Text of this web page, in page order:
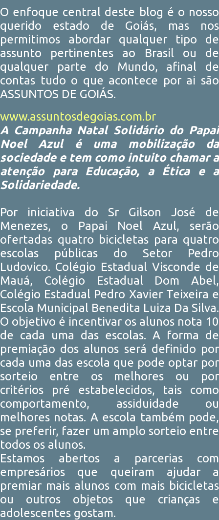
O enfoque central deste blog é o nosso
querido estado de Goiás, mas nos
permitimos abordar qualquer tipo de
assunto pertinentes ao Brasil ou de
qualquer parte do Mundo, afinal de
contas tudo o que acontece por ai são
ASSUNTOS DE GOIÁS.
www.assuntosdegoias.com.br
A Campanha Natal Solidário do Papai
Noel Azul é uma mobilização da
sociedade e tem como intuito chamar a
atenção para Educação, a Ética e a
Solidariedade.
Por iniciativa do Sr Gilson José de
Menezes, o Papai Noel Azul, serão
ofertadas quatro bicicletas para quatro
escolas públicas do Setor Pedro
Ludovico. Colégio Estadual Visconde de
Mauá, Colégio Estadual Dom Abel,
Colégio Estadual Pedro Xavier Teixeira e
Escola Municipal Benedita Luiza Da Silva.
O objetivo é incentivar os alunos nota 10
de cada uma das escolas. A forma de
premiação dos alunos será definido por
cada uma das escola que pode optar por
sorteio entre os melhores ou por
critérios pré estabelecidos, tais como
comportamento, assiduidade ou
melhores notas. A escola também pode,
se preferir, fazer um amplo sorteio entre
todos os alunos.
Estamos abertos a parcerias com
empresários que queiram ajudar a
premiar mais alunos com mais bicicletas
ou outros objetos que crianças e
adolescentes gostam.